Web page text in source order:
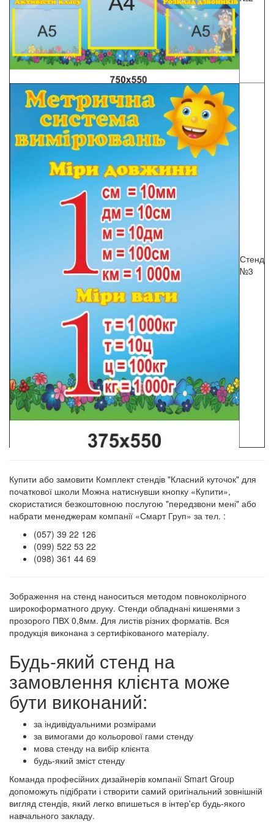
Стенд
№3
Купити або замовити Комплект стендів "Класний куточок" для
початкової школи Можна натиснувши кнопку «Купити»,
скористатися безкоштовною послугою "передзвони мені" або
набрати менеджерам компанії «Смарт Груп» за тел. :
(057) 39 22 126
(099) 522 53 22
(098) 361 44 69
Зображення на стенд наноситься методом повноколірного
широкоформатного друку. Стенди обладнані кишенями з
прозорого ПВХ 0,8мм. Для листів різних форматів. Вся
продукція виконана з сертифікованого матеріалу.
Будь-який стенд на
замовлення клієнта може
бути виконаний:
за індивідуальними розмірами
за вимогами до кольорової гами стенду
мова стенду на вибір клієнта
будь-який зміст стенду
Команда професійних дизайнерів компанії Smart Group
допоможуть підібрати і створити самий оригінальний зовнішній
вигляд стендів, який легко впишеться в інтер'єр будь-якого
навчального закладу.